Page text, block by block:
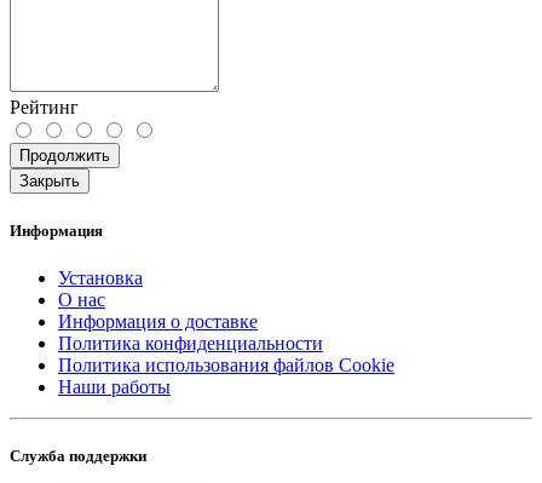
Рейтинг
Продолжить
Закрыть
Информация
Установка
О нас
Информация о доставке
Политика конфиденциальности
Политика использования файлов Cookie
Наши работы
Служба поддержки